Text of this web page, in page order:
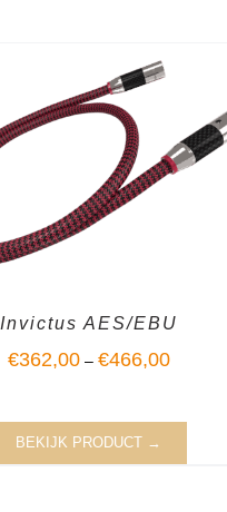
Invictus AES/EBU
€362,00– €466,00
BEKIJK PRODUCT →